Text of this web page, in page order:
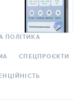
ПОЛІТИКА
СПЕЦПРОЄКТИ